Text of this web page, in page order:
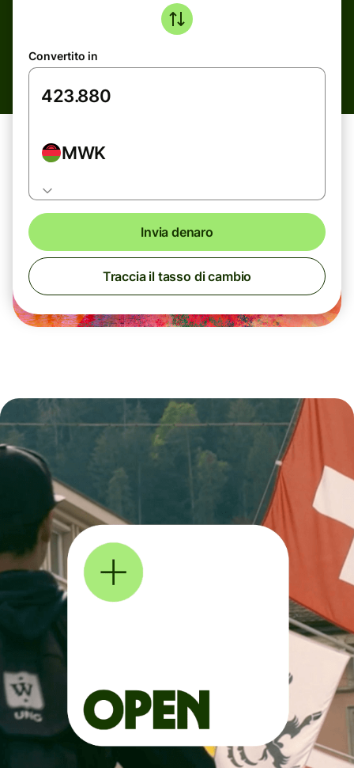
Convertito in
MWK
Invia denaro
Traccia il tasso di cambio